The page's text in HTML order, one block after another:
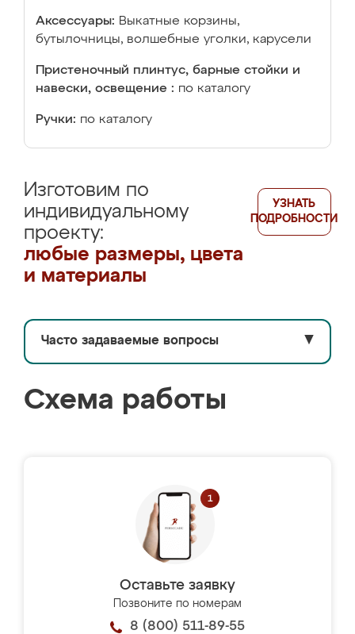
Аксессуары: Выкатные корзины,
бутылочницы, волшебные уголки, карусели
Пристеночный плинтус, барные стойки и
навески, освещение : по каталогу
Ручки: по каталогу
Изготовим по
индивидуальному
проекту:
любые размеры, цвета
и материалы
УЗНАТЬ
ПОДРОБНОСТИ
Часто задаваемые вопросы ▼
Схема работы
Оставьте заявку
Позвоните по номерам
8 (800) 511-89-55